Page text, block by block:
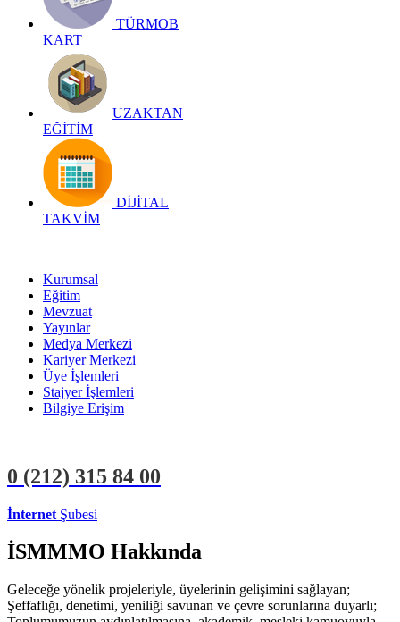
TÜRMOB
KART
UZAKTAN
EĞİTİM
DİJİTAL
TAKVİM
Kurumsal
Eğitim
Mevzuat
Yayınlar
Medya Merkezi
Kariyer Merkezi
Üye İşlemleri
Stajyer İşlemleri
Bilgiye Erişim
0 (212) 315 84 00
İnternet Şubesi
İSMMMO Hakkında
Geleceğe yönelik projeleriyle, üyelerinin gelişimini sağlayan;
Şeffaflığı, denetimi, yeniliği savunan ve çevre sorunlarına duyarlı;